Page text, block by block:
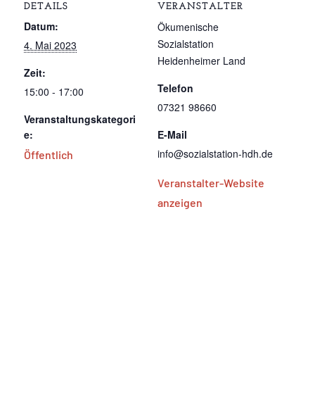
DETAILS
Datum:
4. Mai 2023
Zeit:
15:00 - 17:00
Veranstaltungskategori
e:
Öffentlich
VERANSTALTER
Ökumenische
Sozialstation
Heidenheimer Land
Telefon
07321 98660
E-Mail
info@sozialstation-hdh.de
Veranstalter-Website
anzeigen